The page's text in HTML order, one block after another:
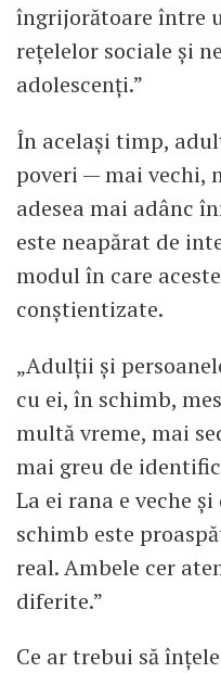
îngrijorătoare între
rețelelor sociale și
adolescenți.”
În același timp,
poveri — mai vechi,
adesea mai adânc
este neapărat de
modul în care
conștientizate.
„Adulții și
cu ei, în schimb,
multă vreme, mai
mai greu de
La ei rana e veche
schimb este
real. Ambele cer
diferite.”
Ce ar trebui să